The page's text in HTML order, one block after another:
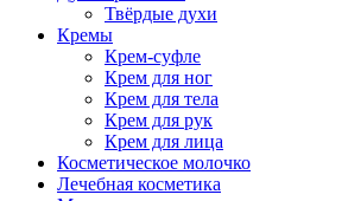
Твёрдые духи
Кремы
Крем-суфле
Крем для ног
Крем для тела
Крем для рук
Крем для лица
Косметическое молочко
Лечебная косметика